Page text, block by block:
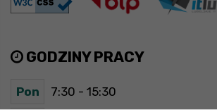
GODZINY PRACY
Pon 7:30 - 15:30